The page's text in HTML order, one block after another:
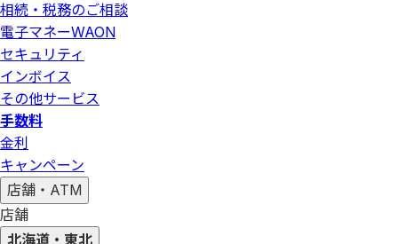
相続・税務のご相談
電子マネーWAON
セキュリティ
インボイス
その他サービス
手数料
金利
キャンペーン
店舗・ATM
店舗
北海道・東北